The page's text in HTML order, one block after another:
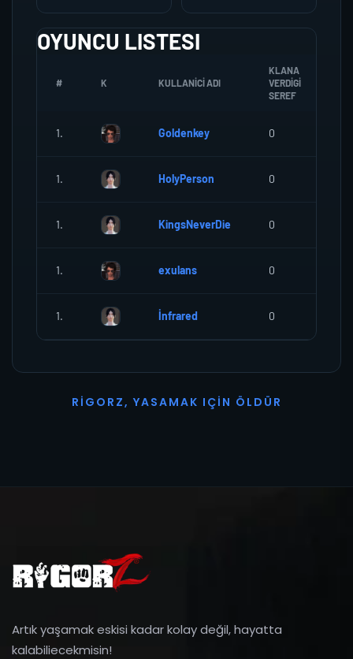
OYUNCU LISTESI
# K KULLANICI ADI
KLANA
VERDIGI
SEREF
1. Goldenkey 0
1. HolyPerson 0
1. KingsNeverDie 0
1. exulans 0
1. İnfrared 0
R I G O R Z, YASAMAK I ÇI N Ö L D Ü R
Artık yaşamak eskisi kadar kolay değil, hayatta
kalabiliecekmisin!